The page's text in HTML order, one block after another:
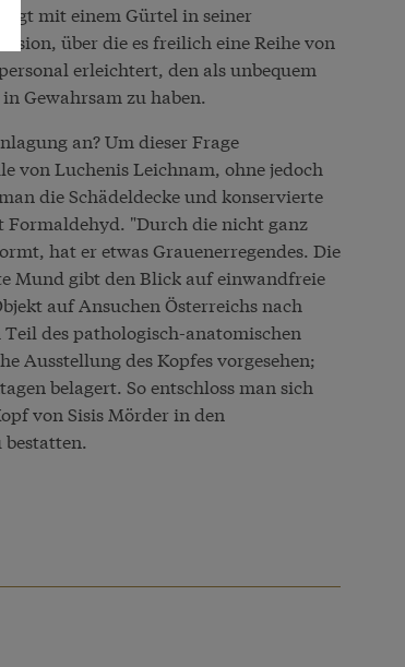
mit einem Gürtel in seiner
über die es freilich eine Reihe von
erleichtert, den als unbequem
Gewahrsam zu haben.
an? Um dieser Frage
von Luchenis Leichnam, ohne jedoch
die Schädeldecke und konservierte
Formaldehyd. "Durch die nicht ganz
hat er etwas Grauenerregendes. Die
Mund gibt den Blick auf einwandfreie
auf Ansuchen Österreichs nach
des pathologisch-anatomischen
Ausstellung des Kopfes vorgesehen;
belagert. So entschloss man sich
von Sisis Mörder in den